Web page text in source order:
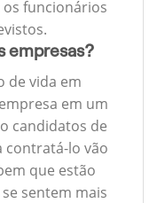
funcionários
empresas?
de vida em
em um
candidatos de
contratá-lo vão
que estão
sentem mais